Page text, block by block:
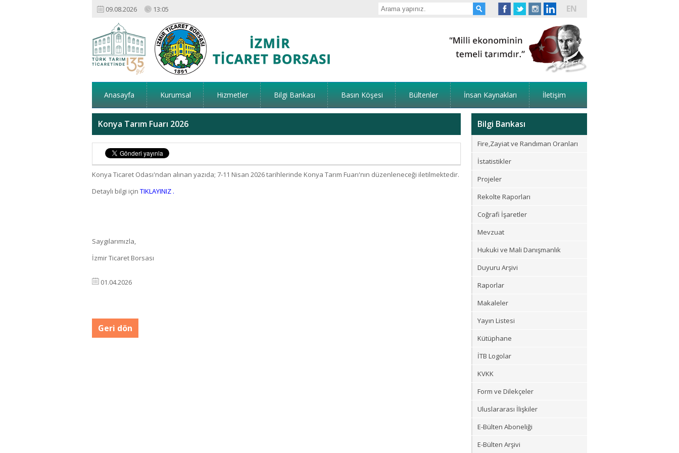
09.08.2026 13:05 EN
Anasayfa Kurumsal Hizmetler Bilgi Bankası Basın Köşesi Bültenler İnsan Kaynakları İletişim
Konya Tarım Fuarı 2026
Konya Ticaret Odası'ndan alınan yazıda; 7-11 Nisan 2026 tarihlerinde Konya Tarım Fuarı'nın düzenleneceği iletilmektedir.
Detaylı bilgi için TIKLAYINIZ .
Saygılarımızla,
İzmir Ticaret Borsası
01.04.2026
Geri dön
Bilgi Bankası
Fire,Zayiat ve Randıman Oranları
İstatistikler
Projeler
Rekolte Raporları
Coğrafi İşaretler
Mevzuat
Hukuki ve Mali Danışmanlık
Duyuru Arşivi
Raporlar
Makaleler
Yayın Listesi
Kütüphane
İTB Logolar
KVKK
Form ve Dilekçeler
Uluslararası İlişkiler
E-Bülten Aboneliği
E-Bülten Arşivi